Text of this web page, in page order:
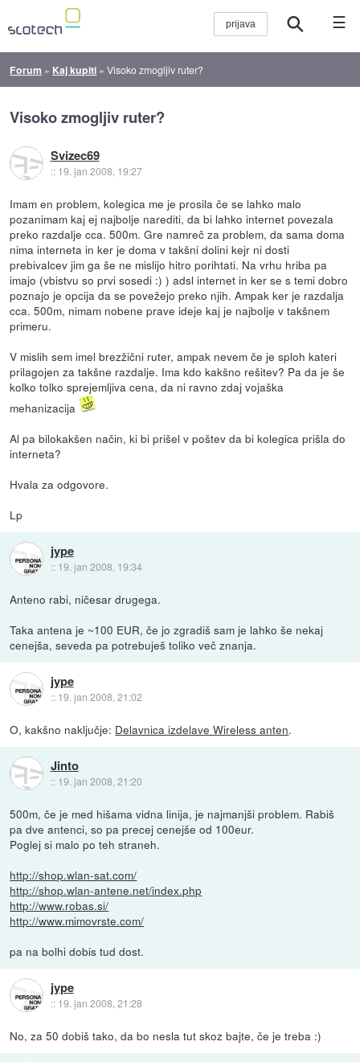
☰
Forum » Kaj kupiti »Visoko zmogljiv ruter?
Visoko zmogljiv ruter?
Svizec69
:: 19. jan 2008, 19:27
Imam en problem, kolegica me je prosila če se lahko malo
pozanimam kaj ej najbolje narediti, da bi lahko internet povezala
preko razdalje cca. 500m. Gre namreč za problem, da sama doma
nima interneta in ker je doma v takšni dolini kejr ni dosti
prebivalcev jim ga še ne mislijo hitro porihtati. Na vrhu hriba pa
imajo (vbistvu so prvi sosedi :) ) adsl internet in ker se s temi dobro
poznajo je opcija da se povežejo preko njih. Ampak ker je razdalja
cca. 500m, nimam nobene prave ideje kaj je najbolje v takšnem
primeru.
V mislih sem imel brezžični ruter, ampak nevem če je sploh kateri
prilagojen za takšne razdalje. Ima kdo kakšno rešitev? Pa da je še
kolko tolko sprejemljiva cena, da ni ravno zdaj vojaška
mehanizacija
Al pa bilokakšen način, ki bi prišel v poštev da bi kolegica prišla do
interneta?
Hvala za odgovore.
Lp
jype
:: 19. jan 2008, 19:34
Anteno rabi, ničesar drugega.
Taka antena je ~100 EUR, če jo zgradiš sam je lahko še nekaj
cenejša, seveda pa potrebuješ toliko več znanja.
jype
:: 19. jan 2008, 21:02
O, kakšno naključje: Delavnica izdelave Wireless anten.
Jinto
:: 19. jan 2008, 21:20
500m, če je med hišama vidna linija, je najmanjši problem. Rabiš
pa dve antenci, so pa precej cenejše od 100eur.
Poglej si malo po teh straneh.
http://shop.wlan-sat.com/
http://shop.wlan-antene.net/index.php
http://www.robas.si/
http://www.mimovrste.com/
pa na bolhi dobis tud dost.
jype
:: 19. jan 2008, 21:28
No, za 50 dobiš tako, da bo nesla tut skoz bajte, če je treba :)